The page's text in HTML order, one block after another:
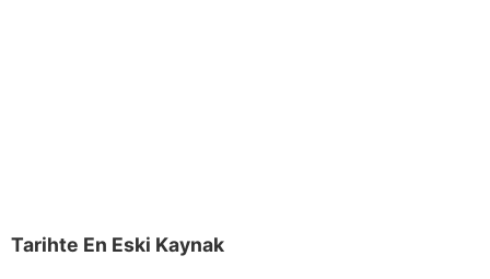
Tarihte En Eski Kaynak